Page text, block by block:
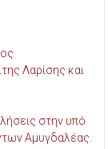
Λαρίσης και
στην υπό
Αμυγδαλέας.